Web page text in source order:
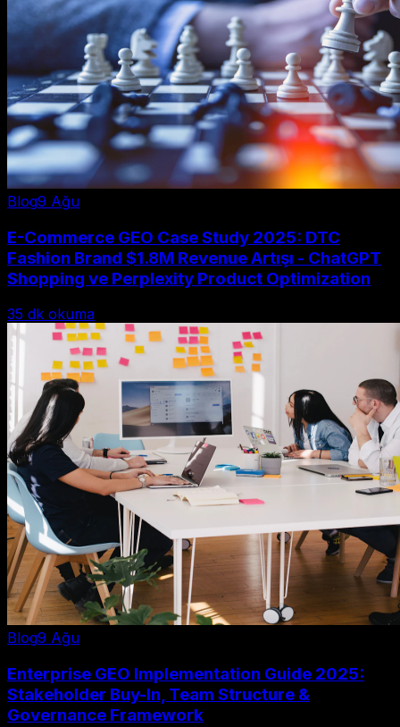
Blog9 Ağu
E-Commerce GEO Case Study 2025: DTC
Fashion Brand $1.8M Revenue Artışı - ChatGPT
Shopping ve Perplexity Product Optimization
35 dk okuma
Blog9 Ağu
Enterprise GEO Implementation Guide 2025:
Stakeholder Buy-In, Team Structure &
Governance Framework